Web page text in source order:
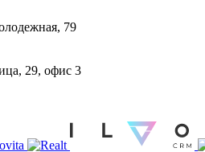
79
29, офис 3